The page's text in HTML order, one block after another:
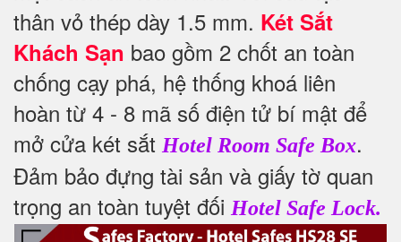
thân vỏ thép dày 1.5 mm. Két Sắt
Khách Sạn bao gồm 2 chốt an toàn
chống cạy phá, hệ thống khoá liên
hoàn từ 4 - 8 mã số điện tử bí mật để
mở cửa két sắt Hotel Room Safe Box.
Đảm bảo đựng tài sản và giấy tờ quan
trọng an toàn tuyệt đối Hotel Safe Lock.